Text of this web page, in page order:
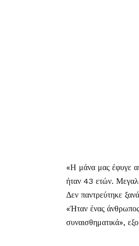
«Η μάνα μας έφυγε
ήταν 43 ετών.
Δεν παντρεύτηκε
«Ήταν ένας
συναισθηματικά»,